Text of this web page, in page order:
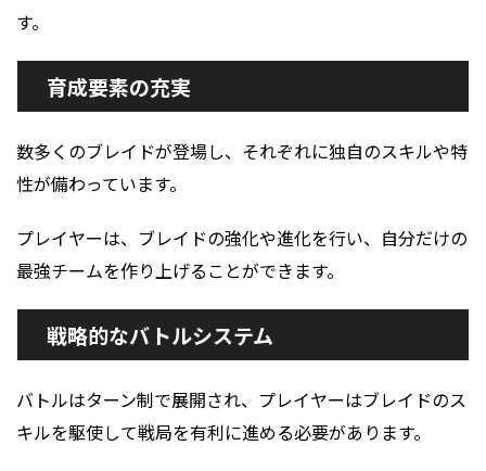
す。
育成要素の充実
数多くのブレイドが登場し、それぞれに独自のスキルや特
性が備わっています。
プレイヤーは、ブレイドの強化や進化を行い、自分だけの
最強チームを作り上げることができます。
戦略的なバトルシステム
バトルはターン制で展開され、プレイヤーはブレイドのス
キルを駆使して戦局を有利に進める必要があります。